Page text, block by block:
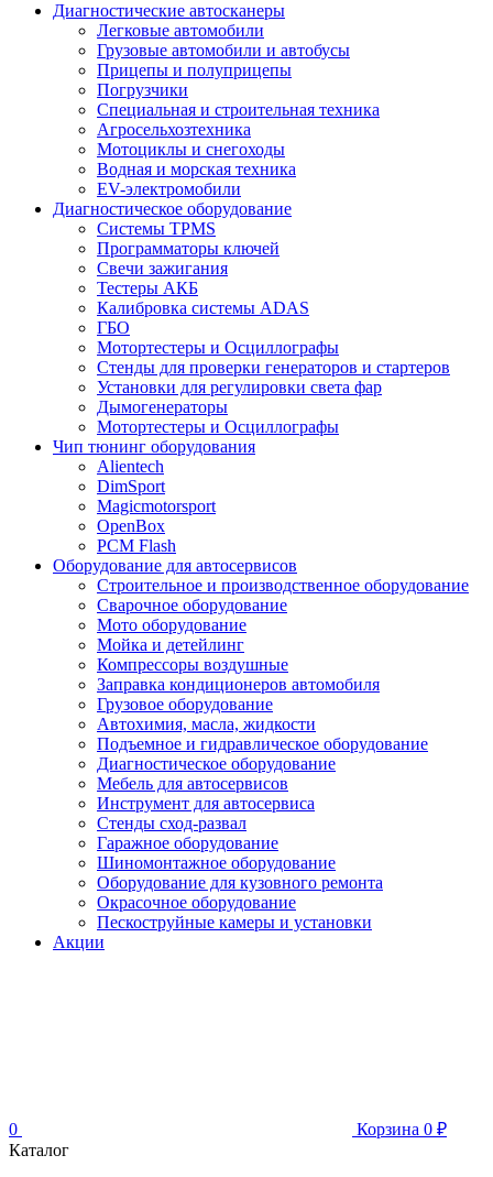
Диагностические автосканеры
Легковые автомобили
Грузовые автомобили и автобусы
Прицепы и полуприцепы
Погрузчики
Специальная и строительная техника
Агросельхозтехника
Мотоциклы и снегоходы
Водная и морская техника
EV-электромобили
Диагностическое оборудование
Системы TPMS
Программаторы ключей
Свечи зажигания
Тестеры АКБ
Калибровка системы ADAS
ГБО
Мотортестеры и Осциллографы
Стенды для проверки генераторов и стартеров
Установки для регулировки света фар
Дымогенераторы
Мотортестеры и Осциллографы
Чип тюнинг оборудования
Alientech
DimSport
Magicmotorsport
OpenBox
PCM Flash
Оборудование для автосервисов
Строительное и производственное оборудование
Сварочное оборудование
Мото оборудование
Мойка и детейлинг
Компрессоры воздушные
Заправка кондиционеров автомобиля
Грузовое оборудование
Автохимия, масла, жидкости
Подъемное и гидравлическое оборудование
Диагностическое оборудование
Мебель для автосервисов
Инструмент для автосервиса
Стенды сход-развал
Гаражное оборудование
Шиномонтажное оборудование
Оборудование для кузовного ремонта
Окрасочное оборудование
Пескоструйные камеры и установки
Акции
0 Корзина 0 ₽
Каталог